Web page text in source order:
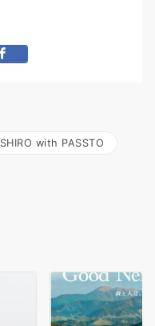
SHIRO with PASSTO